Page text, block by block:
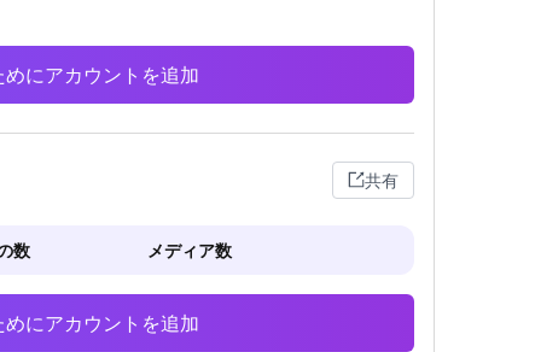
にアカウントを追加
共有
数 メディア数
にアカウントを追加